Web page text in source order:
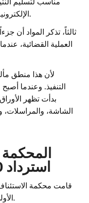
ثالثاً، تذكر المواد أن
العملية القضائية،
لأن هذا منطق
التنفيذ. وعندما
بدأت تظهر
الشاشة،
استرداد 20,000 دولار أمريكي
قامت محكمة